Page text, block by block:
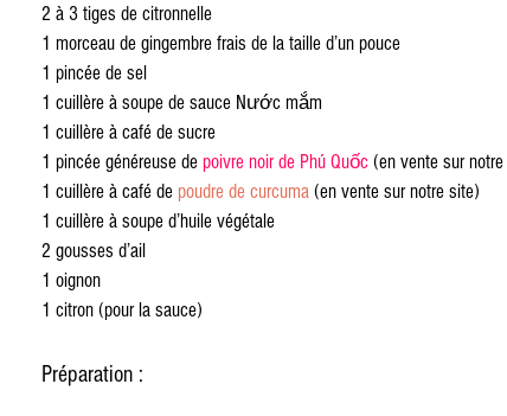
2 à 3 tiges de citronnelle
1 morceau de gingembre frais de la taille d’un pouce
1 pincée de sel
1 cuillère à soupe de sauce Nước mắm
1 cuillère à café de sucre
1 pincée généreuse de poivre noir de Phú Quốc (en vente sur
1 cuillère à café de poudre de curcuma (en vente sur notre site)
1 cuillère à soupe d’huile végétale
2 gousses d’ail
1 oignon
1 citron (pour la sauce)
Préparation :